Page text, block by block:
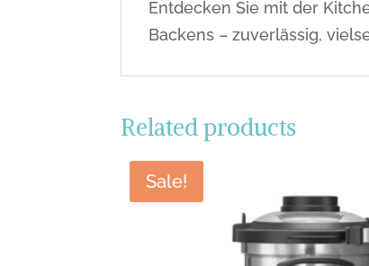
Entdecken Sie mit der
Backens – zuverlässig,
Related products
Sale!